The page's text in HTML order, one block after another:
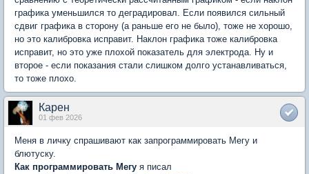
графика уменьшился то деградировал. Если появился сильный
сдвиг графика в сторону (а раньше его не было), тоже не хорошо,
но это калибровка исправит. Наклон графика тоже калибровка
исправит, но это уже плохой показатель для электрода. Ну и
второе - если показания стали слишком долго устанавливаться,
то тоже плохо.
Карен
01 фев 2026
Меня в личку спрашивают как запрограммировать Мегу и
блютуску.
Как программировать Мегу я писал